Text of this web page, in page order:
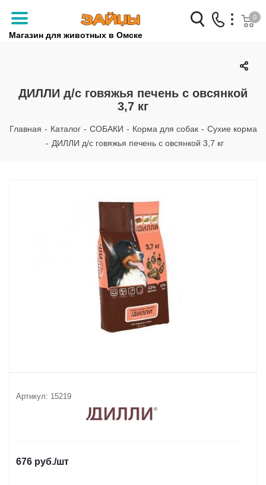
Магазин для животных в Омске
Заказать звонок
+7 (950) 959-88-32
0
ДИЛЛИ д/с говяжья печень с овсянкой
3,7 кг
Главная - Каталог - СОБАКИ - Корма для собак - Сухие корма
- ДИЛЛИ д/с говяжья печень с овсянкой 3,7 кг
Артикул: 15219
676 руб./шт